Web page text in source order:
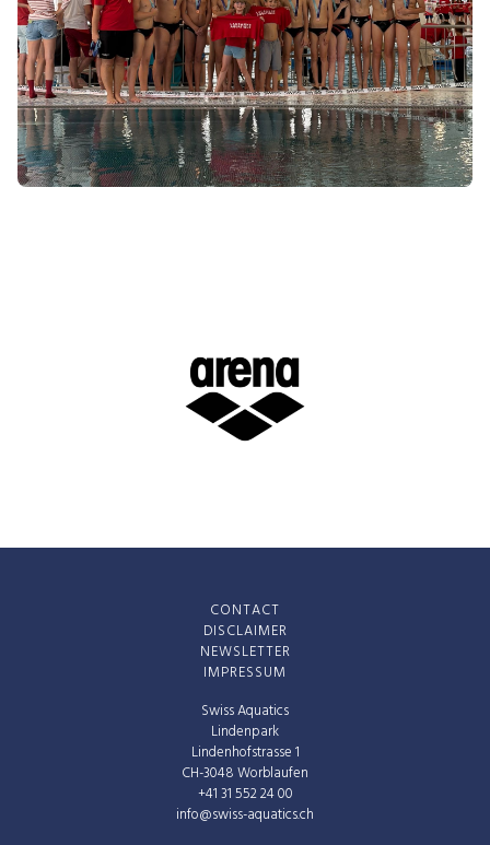
Swiss Aquatics
Lindenpark
Lindenhofstrasse 1
CH-3048 Worblaufen
+41 31 552 24 00
info@swiss-aquatics.ch
CONTACT
DISCLAIMER
NEWSLETTER
IMPRESSUM